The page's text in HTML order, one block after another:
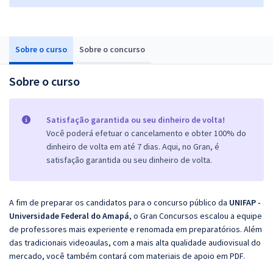
Sobre o curso Sobre o concurso
Sobre o curso
Satisfação garantida ou seu dinheiro de volta!
Você poderá efetuar o cancelamento e obter 100% do
dinheiro de volta em até 7 dias. Aqui, no Gran, é
satisfação garantida ou seu dinheiro de volta.
A fim de preparar os candidatos para o concurso público da UNIFAP -
Universidade Federal do Amapá, o Gran Concursos escalou a equipe
de professores mais experiente e renomada em preparatórios. Além
das tradicionais videoaulas, com a mais alta qualidade audiovisual do
mercado, você também contará com materiais de apoio em PDF.